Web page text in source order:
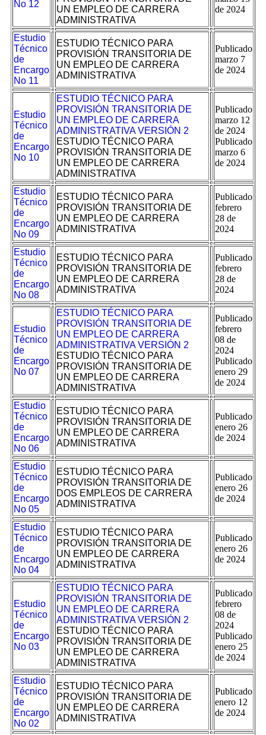
No 12
UN EMPLEO DE CARRERA
ADMINISTRATIVA
de 2024
Estudio
Técnico
de
Encargo
No 11
ESTUDIO TÉCNICO PARA
PROVISIÓN TRANSITORIA DE
UN EMPLEO DE CARRERA
ADMINISTRATIVA
Publicado
marzo 7
de 2024
Estudio
Técnico
de
Encargo
No 10
ESTUDIO TÉCNICO PARA
PROVISIÓN TRANSITORIA DE
UN EMPLEO DE CARRERA
ADMINISTRATIVA VERSIÓN 2
ESTUDIO TÉCNICO PARA
PROVISIÓN TRANSITORIA DE
UN EMPLEO DE CARRERA
ADMINISTRATIVA
Publicado
marzo 12
de 2024
Publicado
marzo 6
de 2024
Estudio
Técnico
de
Encargo
No 09
ESTUDIO TÉCNICO PARA
PROVISIÓN TRANSITORIA DE
UN EMPLEO DE CARRERA
ADMINISTRATIVA
Publicado
febrero
28 de
2024
Estudio
Técnico
de
Encargo
No 08
ESTUDIO TÉCNICO PARA
PROVISIÓN TRANSITORIA DE
UN EMPLEO DE CARRERA
ADMINISTRATIVA
Publicado
febrero
28 de
2024
Estudio
Técnico
de
Encargo
No 07
ESTUDIO TÉCNICO PARA
PROVISIÓN TRANSITORIA DE
UN EMPLEO DE CARRERA
ADMINISTRATIVA VERSIÓN 2
ESTUDIO TÉCNICO PARA
PROVISIÓN TRANSITORIA DE
UN EMPLEO DE CARRERA
ADMINISTRATIVA
Publicado
febrero
08 de
2024
Publicado
enero 29
de 2024
Estudio
Técnico
de
Encargo
No 06
ESTUDIO TÉCNICO PARA
PROVISIÓN TRANSITORIA DE
UN EMPLEO DE CARRERA
ADMINISTRATIVA
Publicado
enero 26
de 2024
Estudio
Técnico
de
Encargo
No 05
ESTUDIO TÉCNICO PARA
PROVISIÓN TRANSITORIA DE
DOS EMPLEOS DE CARRERA
ADMINISTRATIVA
Publicado
enero 26
de 2024
Estudio
Técnico
de
Encargo
No 04
ESTUDIO TÉCNICO PARA
PROVISIÓN TRANSITORIA DE
UN EMPLEO DE CARRERA
ADMINISTRATIVA
Publicado
enero 26
de 2024
Estudio
Técnico
de
Encargo
No 03
ESTUDIO TÉCNICO PARA
PROVISIÓN TRANSITORIA DE
UN EMPLEO DE CARRERA
ADMINISTRATIVA VERSIÓN 2
ESTUDIO TÉCNICO PARA
PROVISIÓN TRANSITORIA DE
UN EMPLEO DE CARRERA
ADMINISTRATIVA
Publicado
febrero
08 de
2024
Publicado
enero 25
de 2024
Estudio
Técnico
de
Encargo
No 02
ESTUDIO TÉCNICO PARA
PROVISIÓN TRANSITORIA DE
UN EMPLEO DE CARRERA
ADMINISTRATIVA
Publicado
enero 12
de 2024